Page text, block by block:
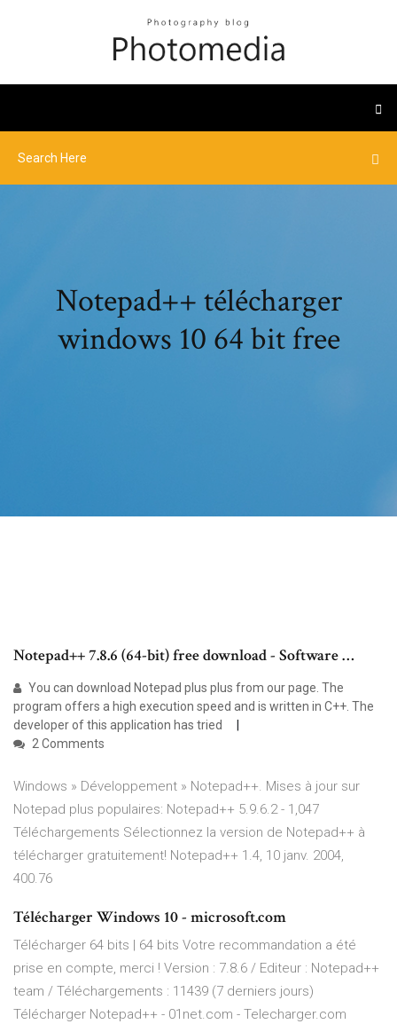
Notepad++ télécharger
windows 10 64 bit free
Notepad++ 7.8.6 (64-bit) free download - Software …
You can download Notepad plus plus from our page. The
program offers a high execution speed and is written in C++. The
developer of this application has tried
2 Comments
Windows » Développement » Notepad++. Mises à jour sur
Notepad plus populaires: Notepad++ 5.9.6.2 - 1,047
Téléchargements Sélectionnez la version de Notepad++ à
télécharger gratuitement! Notepad++ 1.4, 10 janv. 2004,
400.76
Télécharger Windows 10 - microsoft.com
Télécharger 64 bits | 64 bits Votre recommandation a été
prise en compte, merci ! Version : 7.8.6 / Editeur : Notepad++
team / Téléchargements : 11439 (7 derniers jours)
Télécharger Notepad++ - 01net.com - Telecharger.com